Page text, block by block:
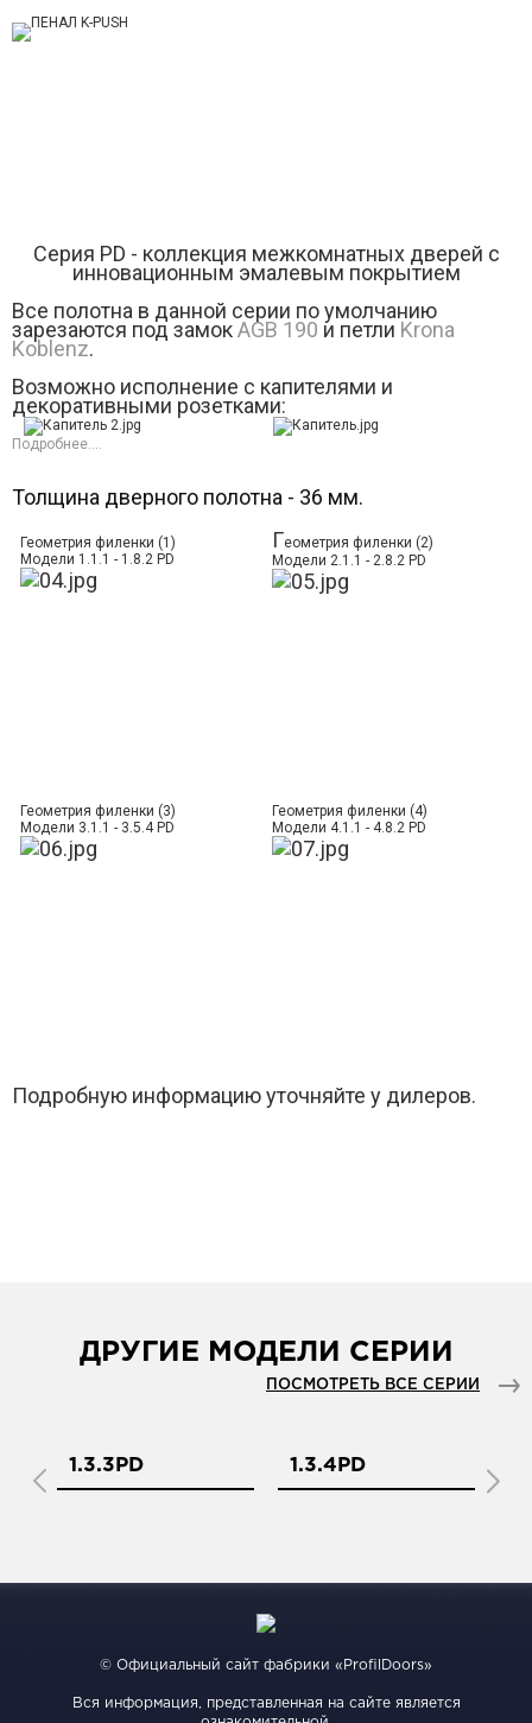
Серия РD - коллекция межкомнатных дверей с
инновационным эмалевым покрытием
Все полотна в данной серии по умолчанию
зарезаются под замокAGB 190 и петли Krona
Koblenz.
Возможно исполнение с капителями и
декоративными розетками:
Подробнее....
Толщина дверного полотна - 36 мм.
Геометрия филенки (1)
Модели 1.1.1 - 1.8.2 PD
Геометрия филенки (2)
Модели 2.1.1 - 2.8.2 PD
Геометрия филенки (3)
Модели 3.1.1 - 3.5.4 PD
Геометрия филенки (4)
Модели 4.1.1 - 4.8.2 PD
Подробную информацию уточняйте у дилеров.
ДРУГИЕ МОДЕЛИ СЕРИИ
ПОСМОТРЕТЬ ВСЕ СЕРИИ
1.3.3PD 1.3.4PD
© Официальный сайт фабрики «ProfilDoors»
Вся информация, представленная на сайте является